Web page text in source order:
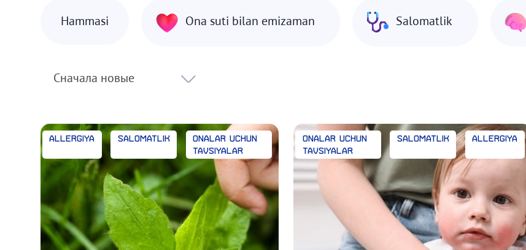
Hammasi Ona suti bilan emizaman Salomatlik
Сначала новые
Allergiya Salomatlik
Onalar uchun
tavsiyalar
Onalar uchun
tavsiyalar
Salomatlik Allergiya